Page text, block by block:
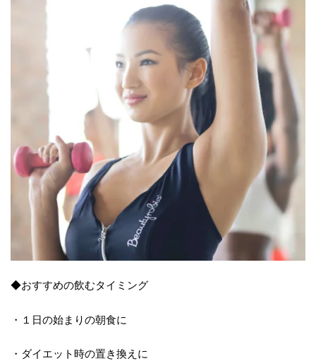
◆おすすめの飲むタイミング
・１日の始まりの朝食に
・ダイエット時の置き換えに